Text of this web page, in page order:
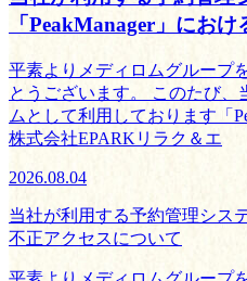
「PeakManager」にお
平素よりメディロムグループ
とうございます。 このたび
ムとして利用しております「
株式会社EPARKリラク＆エ
2026.08.04
当社が利用する予約管理シス
不正アクセスについて